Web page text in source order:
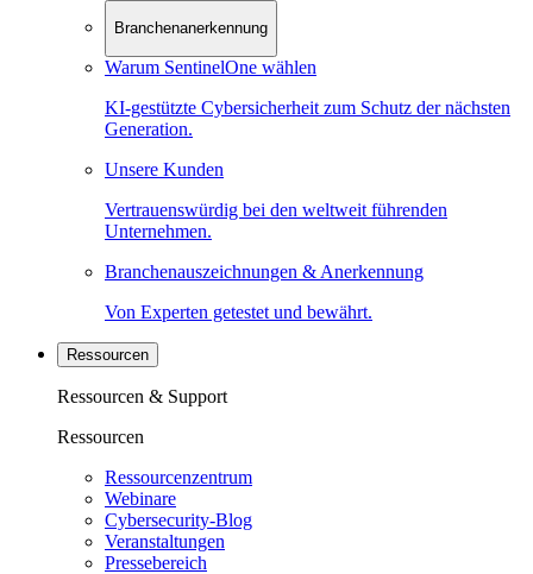
Branchenanerkennung
Warum SentinelOne wählen
KI-gestützte Cybersicherheit zum Schutz der nächsten
Generation.
Unsere Kunden
Vertrauenswürdig bei den weltweit führenden
Unternehmen.
Branchenauszeichnungen & Anerkennung
Von Experten getestet und bewährt.
Ressourcen
Ressourcen & Support
Ressourcen
Ressourcenzentrum
Webinare
Cybersecurity-Blog
Veranstaltungen
Pressebereich